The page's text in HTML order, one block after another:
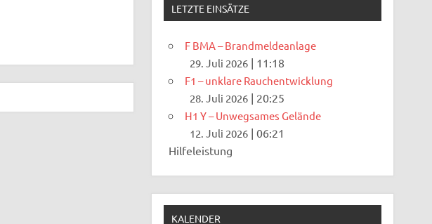
LETZTE EINSÄTZE
F BMA – Brandmeldeanlage
29. Juli 2026 | 11:18
F1 – unklare Rauchentwicklung
28. Juli 2026 | 20:25
H1 Y – Unwegsames Gelände
12. Juli 2026 |06:21
Hilfeleistung
KALENDER